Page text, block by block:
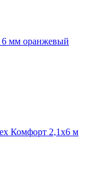
6 мм оранжевый
Комфорт 2,1х6 м